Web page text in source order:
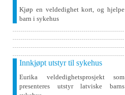
Kjøp en veldedighet kort, og hjelpe
barn i sykehus
Innkjøpt utstyr til sykehus
Eurika veldedighetsprosjekt som
presenteres utstyr latviske barns